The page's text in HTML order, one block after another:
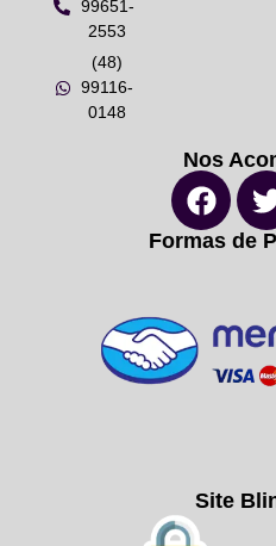
99651-
2553
(48)
99116-
0148
Nos
Formas de
Site